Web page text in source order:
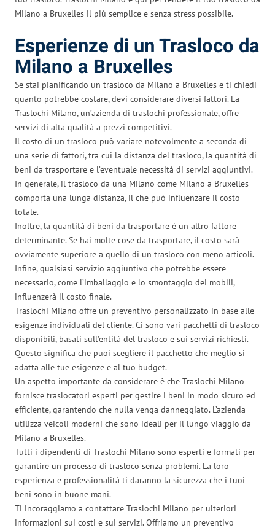
Milano a Bruxelles il più semplice e senza stress possibile.
Esperienze di un Trasloco da
Milano a Bruxelles
Se stai pianificando un trasloco da Milano a Bruxelles e ti chiedi
quanto potrebbe costare, devi considerare diversi fattori. La
Traslochi Milano, un’azienda di traslochi professionale, offre
servizi di alta qualità a prezzi competitivi.
Il costo di un trasloco può variare notevolmente a seconda di
una serie di fattori, tra cui la distanza del trasloco, la quantità di
beni da trasportare e l’eventuale necessità di servizi aggiuntivi.
In generale, il trasloco da una Milano come Milano a Bruxelles
comporta una lunga distanza, il che può influenzare il costo
totale.
Inoltre, la quantità di beni da trasportare è un altro fattore
determinante. Se hai molte cose da trasportare, il costo sarà
ovviamente superiore a quello di un trasloco con meno articoli.
Infine, qualsiasi servizio aggiuntivo che potrebbe essere
necessario, come l’imballaggio e lo smontaggio dei mobili,
influenzerà il costo finale.
Traslochi Milano offre un preventivo personalizzato in base alle
esigenze individuali del cliente. Ci sono vari pacchetti di trasloco
disponibili, basati sull’entità del trasloco e sui servizi richiesti.
Questo significa che puoi scegliere il pacchetto che meglio si
adatta alle tue esigenze e al tuo budget.
Un aspetto importante da considerare è che Traslochi Milano
fornisce traslocatori esperti per gestire i beni in modo sicuro ed
efficiente, garantendo che nulla venga danneggiato. L’azienda
utilizza veicoli moderni che sono ideali per il lungo viaggio da
Milano a Bruxelles.
Tutti i dipendenti di Traslochi Milano sono esperti e formati per
garantire un processo di trasloco senza problemi. La loro
esperienza e professionalità ti daranno la sicurezza che i tuoi
beni sono in buone mani.
Ti incoraggiamo a contattare Traslochi Milano per ulteriori
informazioni sui costi e sui servizi. Offriamo un preventivo